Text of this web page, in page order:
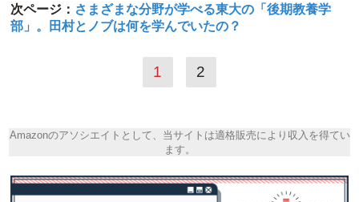
次ページ： さまざまな分野が学べる東大の「後期教養学
部」。田村とノブは何を学んでいたの？
1 2
Amazonのアソシエイトとして、当サイトは適格販売により収入を得てい
ます。